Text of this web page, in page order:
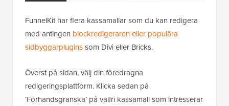
FunnelKit har flera kassamallar som du kan redigera
med antingen blockredigeraren eller populära
sidbyggarpluginssom Divi eller Bricks.
Överst på sidan, välj din föredragna
redigeringsplattform. Klicka sedan på
‘Förhandsgranska’ på valfri kassamall som intresserar